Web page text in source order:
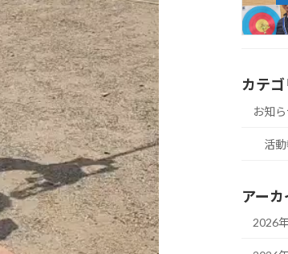
カテゴ
お知
活
アー
2026